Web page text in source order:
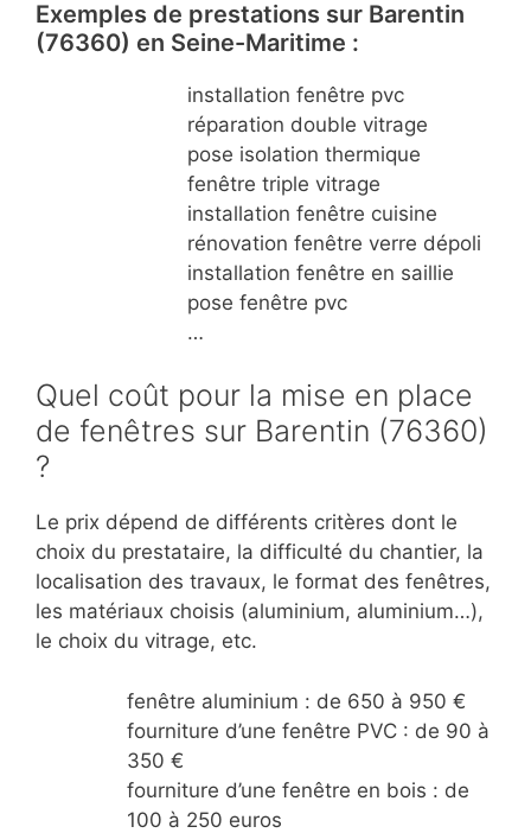
Exemples de prestations sur Barentin
(76360) en Seine-Maritime :
installation fenêtre pvc
réparation double vitrage
pose isolation thermique
fenêtre triple vitrage
installation fenêtre cuisine
rénovation fenêtre verre dépoli
installation fenêtre en saillie
pose fenêtre pvc
…
Quel coût pour la mise en place
de fenêtres sur Barentin (76360)
?
Le prix dépend de différents critères dont le
choix du prestataire, la difficulté du chantier, la
localisation des travaux, le format des fenêtres,
les matériaux choisis (aluminium, aluminium…),
le choix du vitrage, etc.
fenêtre aluminium : de 650 à 950 €
fourniture d’une fenêtre PVC : de 90 à
350 €
fourniture d’une fenêtre en bois : de
100 à 250 euros